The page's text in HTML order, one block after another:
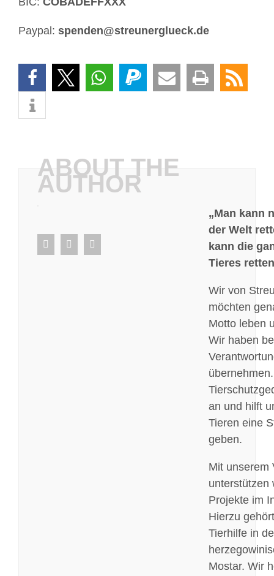
Paypal: spenden@streunerglueck.de
ABOUT THE
AUTHOR
facebookwhatsapp
Mail
„Man kann
der Welt
kann die
Tieres
Wir von
möchten
Motto leben
Wir haben
an und hilft
Tieren eine
geben.
Mit unserem
unterstützen
Projekte im
Hierzu
Tierhilfe in
Mostar. Wir